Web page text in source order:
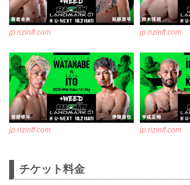
jp.rizinff.com jp.rizinff.com
jp.rizinff.com jp.rizinff.com
チケット料金